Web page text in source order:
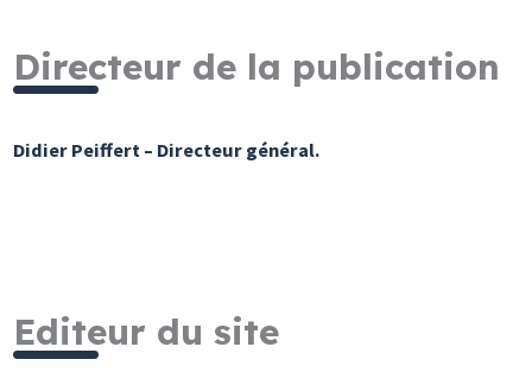
Directeur de la publication
Didier Peiffert – Directeur général.
Editeur du site